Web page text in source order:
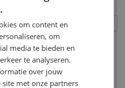
*
om content en
om
media te bieden en
te analyseren.
over jouw
met onze partners